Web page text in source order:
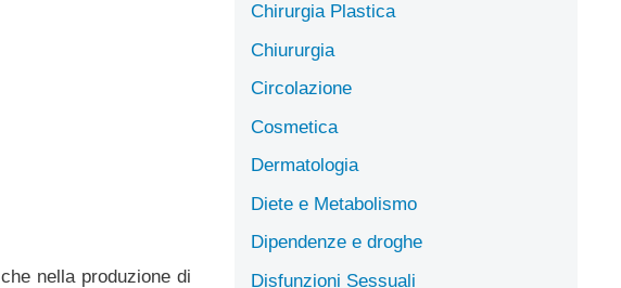
nella produzione di
Chirurgia Plastica
Chiururgia
Circolazione
Cosmetica
Dermatologia
Diete e Metabolismo
Dipendenze e droghe
Disfunzioni Sessuali